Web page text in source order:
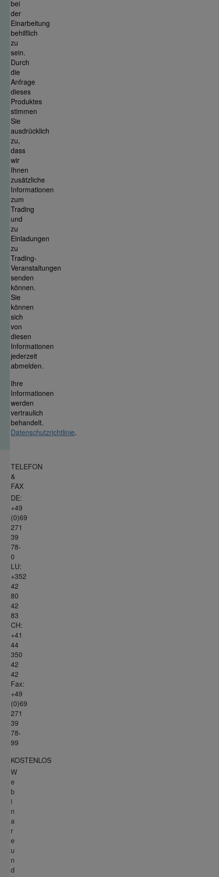
bei
der
Einarbeitung
behilflich
zu
sein.
Durch
die
Anfrage
dieses
Produktes
stimmen
Sie
ausdrücklich
zu,
dass
wir
Ihnen
zusätzliche
Informationen
zum
Trading
und
zu
Einladungen
zu
Trading-
Veranstaltungen
senden
können.
Sie
können
sich
von
diesen
Informationen
jederzeit
abmelden.
Ihre
Informationen
werden
vertraulich
behandelt.
Datenschutzrichtlinie.
TELEFON
&
FAX
DE:
+49
(0)69
271
39
78-
0
LU:
+352
42
80
42
83
CH:
+41
44
350
42
42
Fax:
+49
(0)69
271
39
78-
99
KOSTENLOS
W
e
b
i
n
a
r
e
u
n
d